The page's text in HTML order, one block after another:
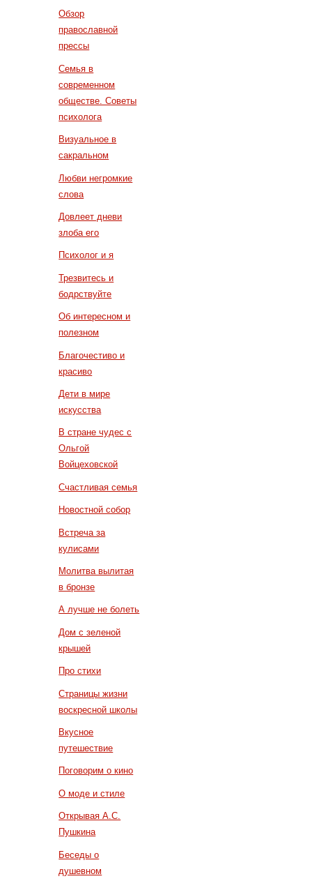
Обзор
православной
прессы
Семья в
современном
обществе. Советы
психолога
Визуальное в
сакральном
Любви негромкие
слова
Довлеет дневи
злоба его
Психолог и я
Трезвитесь и
бодрствуйте
Об интересном и
полезном
Благочестиво и
красиво
Дети в мире
искусства
В стране чудес с
Ольгой
Войцеховской
Счастливая семья
Новостной собор
Встреча за
кулисами
Молитва вылитая
в бронзе
А лучше не болеть
Дом с зеленой
крышей
Про стихи
Страницы жизни
воскресной школы
Вкусное
путешествие
Поговорим о кино
О моде и стиле
Открывая А.С.
Пушкина
Беседы о
душевном